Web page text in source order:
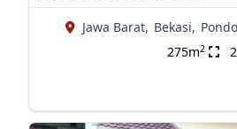
Jawa Barat, Bekasi,
275m2